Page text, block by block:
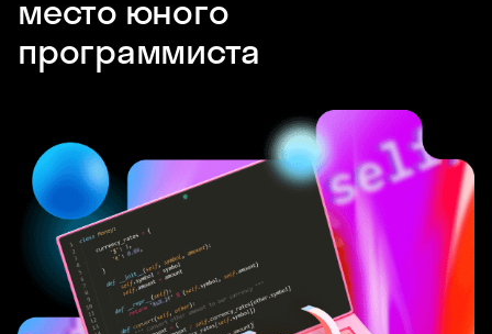
Как оборудовать рабочее
место юного
программиста